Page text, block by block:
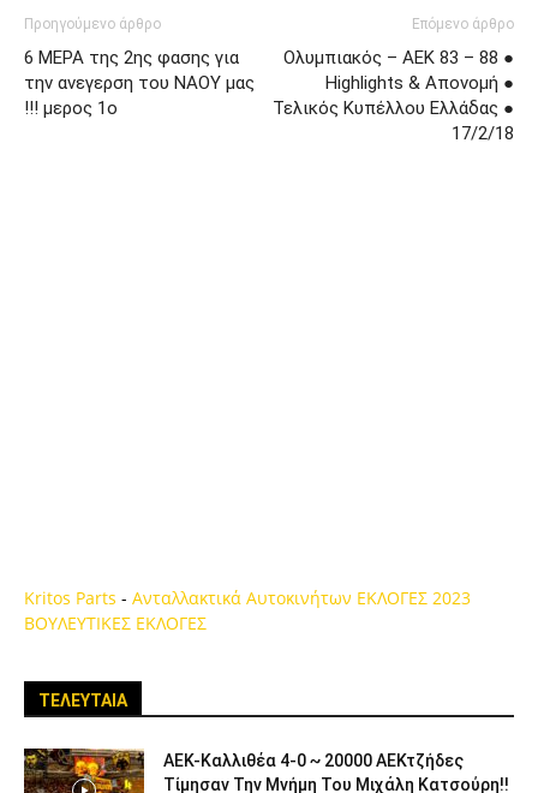
Προηγούμενο άρθρο
6 ΜΕΡΑ της 2ης φασης για
την ανεγερση του ΝΑΟΥ μας
!!! μερος 1ο
Επόμενο άρθρο
Ολυμπιακός – ΑΕΚ 83 – 88 ●
Highlights & Απονομή ●
Τελικός Κυπέλλου Ελλάδας ●
17/2/18
Kritos Parts - Ανταλλακτικά Αυτοκινήτων ΕΚΛΟΓΕΣ 2023
ΒΟΥΛΕΥΤΙΚΕΣ ΕΚΛΟΓΕΣ
ΤΕΛΕΥΤΑΙΑ
ΑΕΚ-Καλλιθέα 4-0 ~ 20000 ΑΕΚτζήδες
Τίμησαν Την Μνήμη Του Μιχάλη Κατσούρη!!